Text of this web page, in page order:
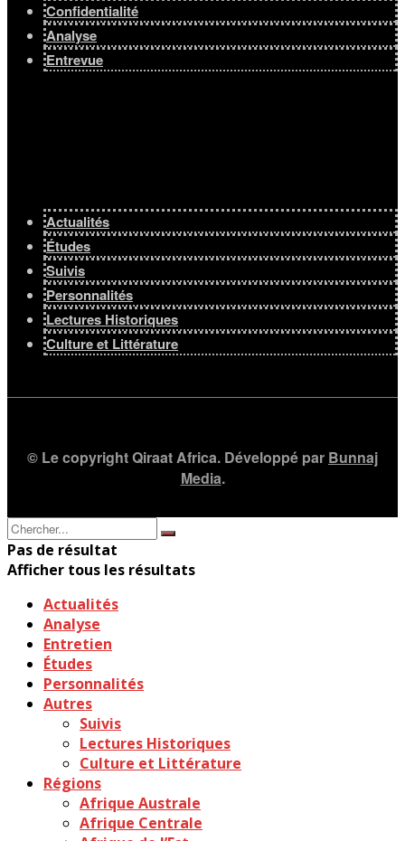
Confidentialité
Analyse
Entrevue
Actualités
Études
Suivis
Personnalités
Lectures Historiques
Culture et Littérature
© Le copyright Qiraat Africa. Développé par Bunnaj
Media.
Pas de résultat
Afficher tous les résultats
Actualités
Analyse
Entretien
Études
Personnalités
Autres
Suivis
Lectures Historiques
Culture et Littérature
Régions
Afrique Australe
Afrique Centrale